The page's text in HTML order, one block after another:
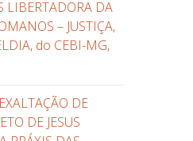
LIBERTADORA DA
– JUSTIÇA,
do CEBI-MG,
DE
DE JESUS